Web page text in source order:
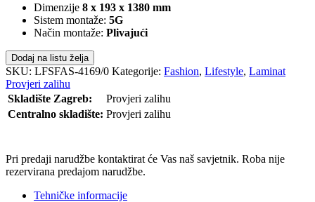
Dimenzije 8 x 193 x 1380 mm
Sistem montaže: 5G
Način montaže: Plivajući
Dodaj na listu želja
SKU: LFSFAS-4169/0 Kategorije: Fashion, Lifestyle, Laminat
Provjeri zalihu
Skladište Zagreb:
Provjeri zalihu
Centralno skladište: Provjeri zalihu
Pri predaji narudžbe kontaktirat će Vas naš savjetnik. Roba nije
rezervirana predajom narudžbe.
Tehničke informacije